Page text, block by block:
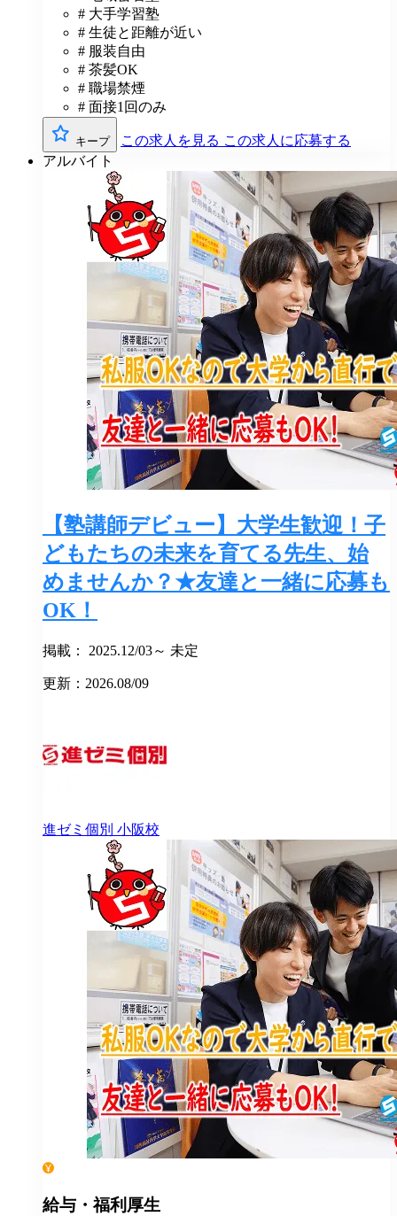
# 大手学習塾
# 生徒と距離が近い
# 服装自由
# 茶髪OK
# 職場禁煙
# 面接1回のみ
キープ この求人を見る この求人に応募する
アルバイト
【塾講師デビュー】大学生歓迎！子
どもたちの未来を育てる先生、始
めませんか？★友達と一緒に応募も
OK！
掲載： 2025.12/03～ 未定
更新：2026.08/09
進ゼミ個別 小阪校
給与・福利厚生